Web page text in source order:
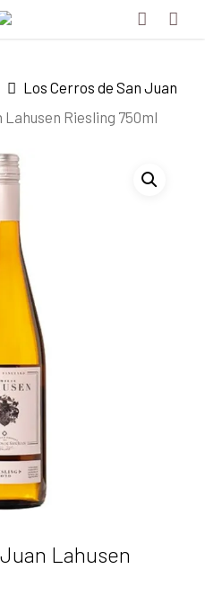
Los Cerros de San Juan
Riesling 750ml
Lahusen